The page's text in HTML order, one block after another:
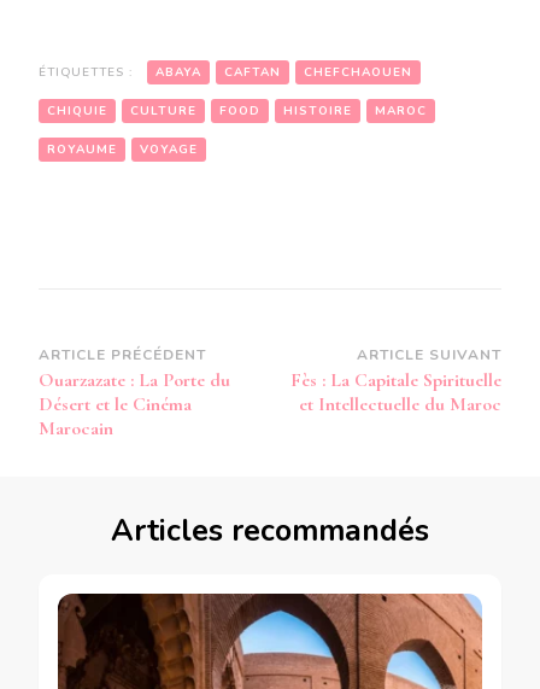
ÉTIQUETTES : ABAYA CAFTAN CHEFCHAOUEN
CHIQUIE CULTURE FOOD HISTOIRE MAROC
ROYAUME VOYAGE
Navigation
d’article
ARTICLE PRÉCÉDENT
Ouarzazate : La Porte du
Désert et le Cinéma
Marocain
ARTICLE SUIVANT
Fès : La Capitale Spirituelle
et Intellectuelle du Maroc
Articles recommandés